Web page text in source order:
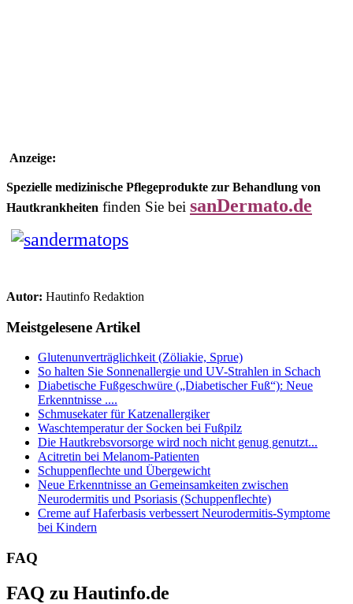
Anzeige:
Spezielle medizinische Pflegeprodukte zur Behandlung von
Hautkrankheiten finden Sie bei sanDermato.de
Autor: Hautinfo Redaktion
Meistgelesene Artikel
Glutenunverträglichkeit (Zöliakie, Sprue)
So halten Sie Sonnenallergie und UV-Strahlen in Schach
Diabetische Fußgeschwüre („Diabetischer Fuß“): Neue
Erkenntnisse ....
Schmusekater für Katzenallergiker
Waschtemperatur der Socken bei Fußpilz
Die Hautkrebsvorsorge wird noch nicht genug genutzt...
Acitretin bei Melanom-Patienten
Schuppenflechte und Übergewicht
Neue Erkenntnisse an Gemeinsamkeiten zwischen
Neurodermitis und Psoriasis (Schuppenflechte)
Creme auf Haferbasis verbessert Neurodermitis-Symptome
bei Kindern
FAQ
FAQ zu Hautinfo.de